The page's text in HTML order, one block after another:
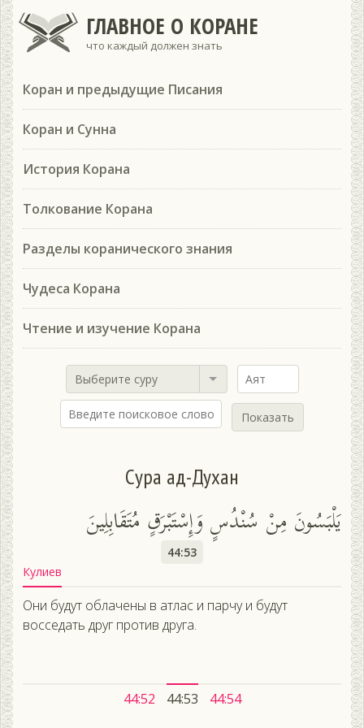
ГЛАВНОЕ О КОРАНЕ
что каждый должен знать
Коран и предыдущие Писания
Коран и Сунна
История Корана
Толкование Корана
Разделы коранического знания
Чудеса Корана
Чтение и изучение Корана
Выберите суру
Показать
Сура ад-Духан
يَلْبَسُونَ مِنْ سُنْدُسٍ وَإِسْتَبْرَقٍ مُتَقَابِلِينَ
44:53
Кулиев
Они будут облачены в атлас и парчу и будут
восседать друг против друга.
44:52 44:53 44:54